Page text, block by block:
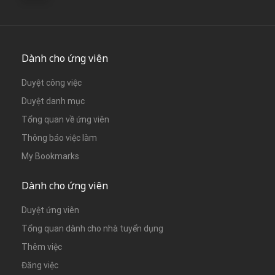
Dành cho ứng viên
Duyệt công việc
Duyệt danh mục
Tổng quan về ứng viên
Thông báo việc làm
My Bookmarks
Dành cho ứng viên
Duyệt ứng viên
Tổng quan dành cho nhà tuyển dụng
Thêm việc
Đăng việc